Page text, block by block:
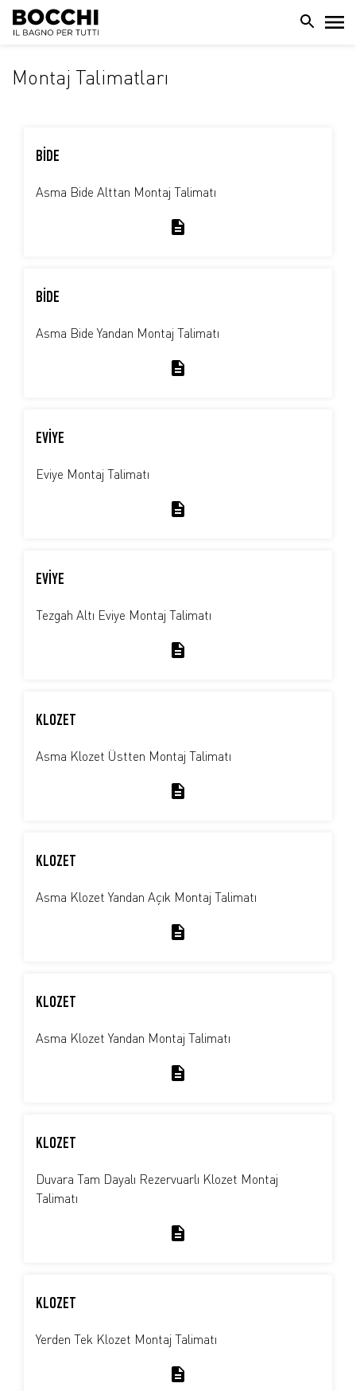
Montaj Talimatları
BİDE
Asma Bide Alttan Montaj Talimatı
BİDE
Asma Bide Yandan Montaj Talimatı
EVİYE
Eviye Montaj Talimatı
EVİYE
Tezgah Altı Eviye Montaj Talimatı
KLOZET
Asma Klozet Üstten Montaj Talimatı
KLOZET
Asma Klozet Yandan Açık Montaj Talimatı
KLOZET
Asma Klozet Yandan Montaj Talimatı
KLOZET
Duvara Tam Dayalı Rezervuarlı Klozet Montaj
Talimatı
KLOZET
Yerden Tek Klozet Montaj Talimatı